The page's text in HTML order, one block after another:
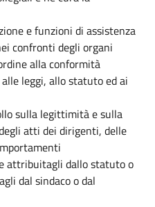
e funzioni di assistenza
confronti degli organi
alla conformità
leggi, allo statuto ed ai
sulla legittimità e sulla
atti dei dirigenti, delle
attribuitagli dallo statuto o
dal sindaco o dal